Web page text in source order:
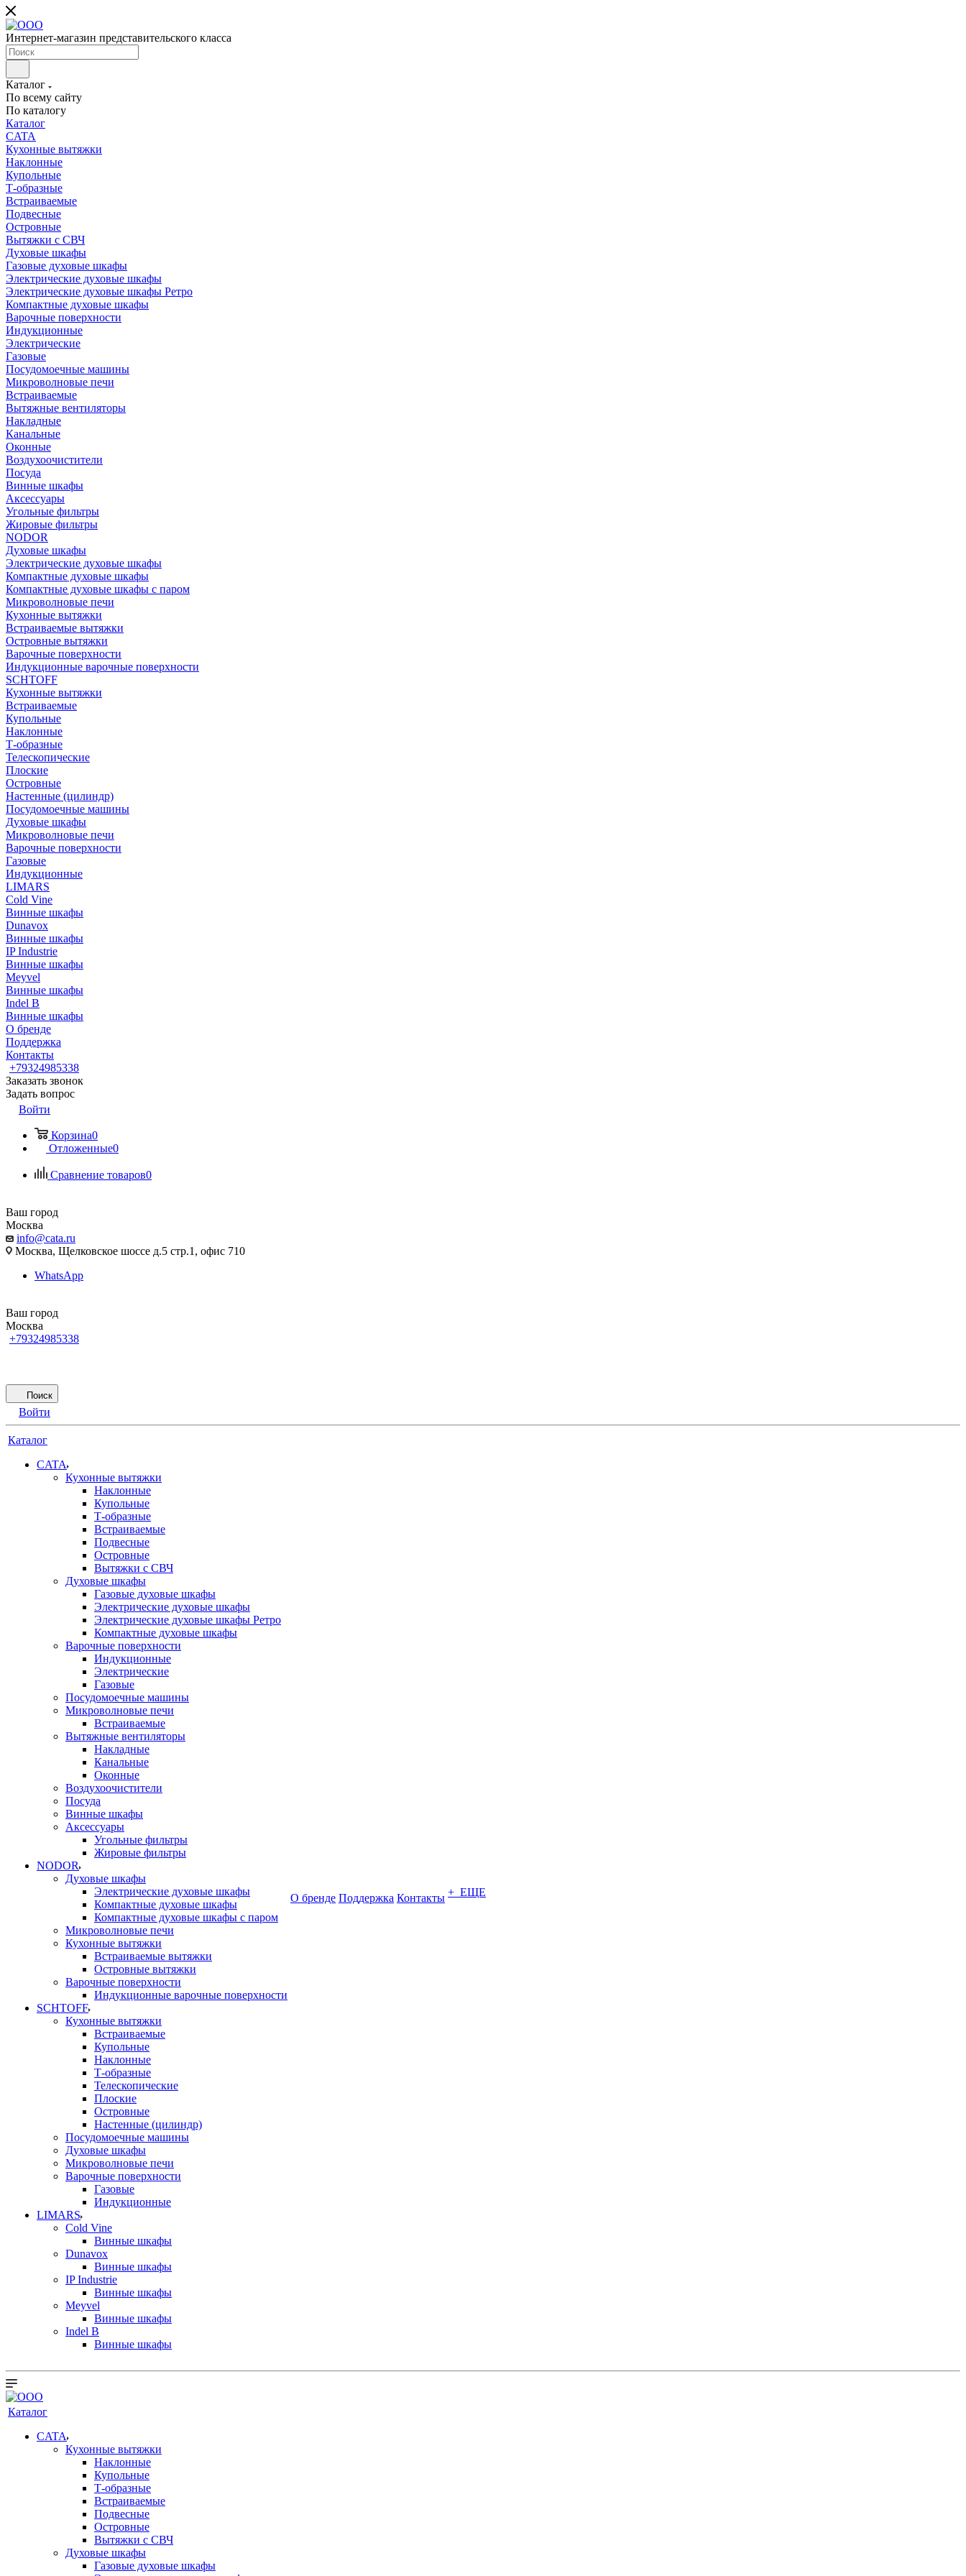
Интернет-магазин представительского класса
Каталог
По всему сайту
По каталогу
Каталог
CATA
Кухонные вытяжки
Наклонные
Купольные
Т-образные
Встраиваемые
Подвесные
Островные
Вытяжки с СВЧ
Духовые шкафы
Газовые духовые шкафы
Электрические духовые шкафы
Электрические духовые шкафы Ретро
Компактные духовые шкафы
Варочные поверхности
Индукционные
Электрические
Газовые
Посудомоечные машины
Микроволновые печи
Встраиваемые
Вытяжные вентиляторы
Накладные
Канальные
Оконные
Воздухоочистители
Посуда
Винные шкафы
Аксессуары
Угольные фильтры
Жировые фильтры
NODOR
Духовые шкафы
Электрические духовые шкафы
Компактные духовые шкафы
Компактные духовые шкафы с паром
Микроволновые печи
Кухонные вытяжки
Встраиваемые вытяжки
Островные вытяжки
Варочные поверхности
Индукционные варочные поверхности
SCHTOFF
Кухонные вытяжки
Встраиваемые
Купольные
Наклонные
Т-образные
Телескопические
Плоские
Островные
Настенные (цилиндр)
Посудомоечные машины
Духовые шкафы
Микроволновые печи
Варочные поверхности
Газовые
Индукционные
LIMARS
Cold Vine
Винные шкафы
Dunavox
Винные шкафы
IP Industrie
Винные шкафы
Meyvel
Винные шкафы
Indel B
Винные шкафы
О бренде
Поддержка
Контакты
+79324985338
Заказать звонок
Задать вопрос
Войти
Корзина0
Отложенные0
Сравнение товаров0
Ваш город
Москва
info@cata.ru
Москва, Щелковское шоссе д.5 стр.1, офис 710
WhatsApp
Ваш город
Москва
+79324985338
Поиск
Войти
Каталог
CATA
Кухонные вытяжки
Наклонные
Купольные
Т-образные
Встраиваемые
Подвесные
Островные
Вытяжки с СВЧ
Духовые шкафы
Газовые духовые шкафы
Электрические духовые шкафы
Электрические духовые шкафы Ретро
Компактные духовые шкафы
Варочные поверхности
Индукционные
Электрические
Газовые
Посудомоечные машины
Микроволновые печи
Встраиваемые
Вытяжные вентиляторы
Накладные
Канальные
Оконные
Воздухоочистители
Посуда
Винные шкафы
Аксессуары
Угольные фильтры
Жировые фильтры
NODOR
Духовые шкафы
Электрические духовые шкафы
Компактные духовые шкафы
Компактные духовые шкафы с паром
Микроволновые печи
Кухонные вытяжки
Встраиваемые вытяжки
Островные вытяжки
Варочные поверхности
Индукционные варочные поверхности
SCHTOFF
Кухонные вытяжки
Встраиваемые
Купольные
Наклонные
Т-образные
Телескопические
Плоские
Островные
Настенные (цилиндр)
Посудомоечные машины
Духовые шкафы
Микроволновые печи
Варочные поверхности
Газовые
Индукционные
LIMARS
Cold Vine
Винные шкафы
Dunavox
Винные шкафы
IP Industrie
Винные шкафы
Meyvel
Винные шкафы
Indel B
Винные шкафы
О бренде Поддержка Контакты + ЕЩЕ
Каталог
CATA
Кухонные вытяжки
Наклонные
Купольные
Т-образные
Встраиваемые
Подвесные
Островные
Вытяжки с СВЧ
Духовые шкафы
Газовые духовые шкафы